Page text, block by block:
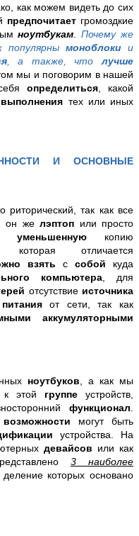
как можем видеть до сих
предпочитает громоздкие
ноутбукам .Почему же
популярны моноблоки и
, а также, чтолучше
мы и поговорим в нашей
определиться, какой
выполнения тех или иных
И ОСНОВНЫЕ
риторический, так как все
он желэптоп или просто
уменьшенную копию
отличается
взять с собой куда
компьютера, для
отсутствие источника
от сети, так как
аккумуляторными
ноутбуков , а как мы
к этой группе устройств,
функционал
возможности могут быть
устройства. На
девайсов или как
3 наиболее
, деление которых основано